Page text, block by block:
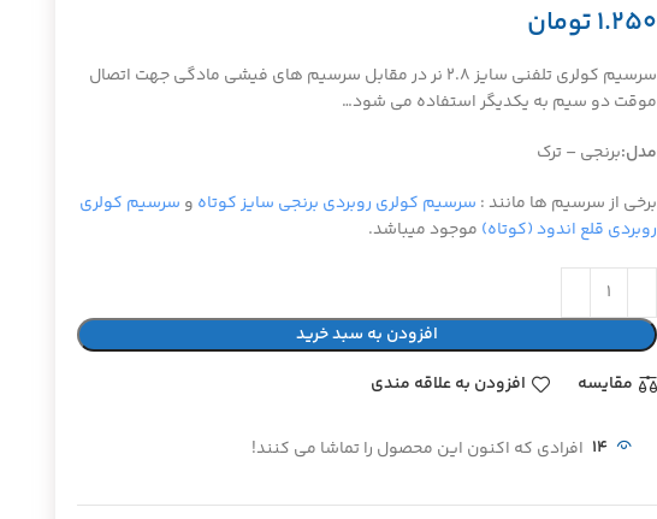
تومان
سرسیم کولری تلفنی سایز ۲.۸ نر در مقابل سرسیم های فیشی مادگی جهت اتصال
موقت دو سیم به یکدیگر استفاده می شود…
مدل:برنجی – ترک
برخی از سرسیم ها مانند : سرسیم کولری روبردی برنجی سایز کوتاه و سرسیم کولری
روبردی قلع اندود (کوتاه) موجود میباشد.
افزودن به سبد خرید
مقايسه
افزودن به علاقه مندی
14 افرادی که اکنون این محصول را تماشا می کنند!